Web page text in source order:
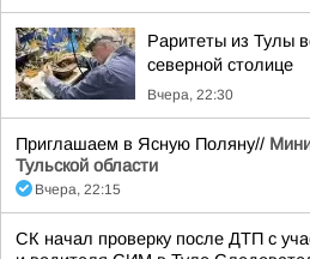
Раритеты из Тулы
северной столице
Вчера, 22:30
Приглашаем в Ясную Поляну//
Тульской области
Вчера, 22:15
СК начал проверку после ДТП с